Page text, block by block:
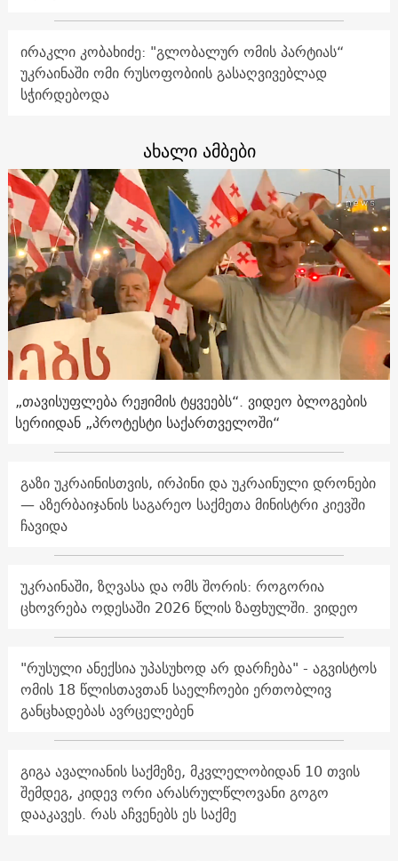
ირაკლი კობახიძე: "გლობალურ ომის პარტიას“
უკრაინაში ომი რუსოფობიის გასაღვივებლად
სჭირდებოდა
ახალი ამბები
„თავისუფლება რეჟიმის ტყვეებს“. ვიდეო ბლოგების
სერიიდან „პროტესტი საქართველოში“
გაზი უკრაინისთვის, ირპინი და უკრაინული დრონები
— აზერბაიჯანის საგარეო საქმეთა მინისტრი კიევში
ჩავიდა
უკრაინაში, ზღვასა და ომს შორის: როგორია
ცხოვრება ოდესაში 2026 წლის ზაფხულში. ვიდეო
"რუსული ანექსია უპასუხოდ არ დარჩება" - აგვისტოს
ომის 18 წლისთავთან საელჩოები ერთობლივ
განცხადებას ავრცელებენ
გიგა ავალიანის საქმეზე, მკვლელობიდან 10 თვის
შემდეგ, კიდევ ორი არასრულწლოვანი გოგო
დააკავეს. რას აჩვენებს ეს საქმე